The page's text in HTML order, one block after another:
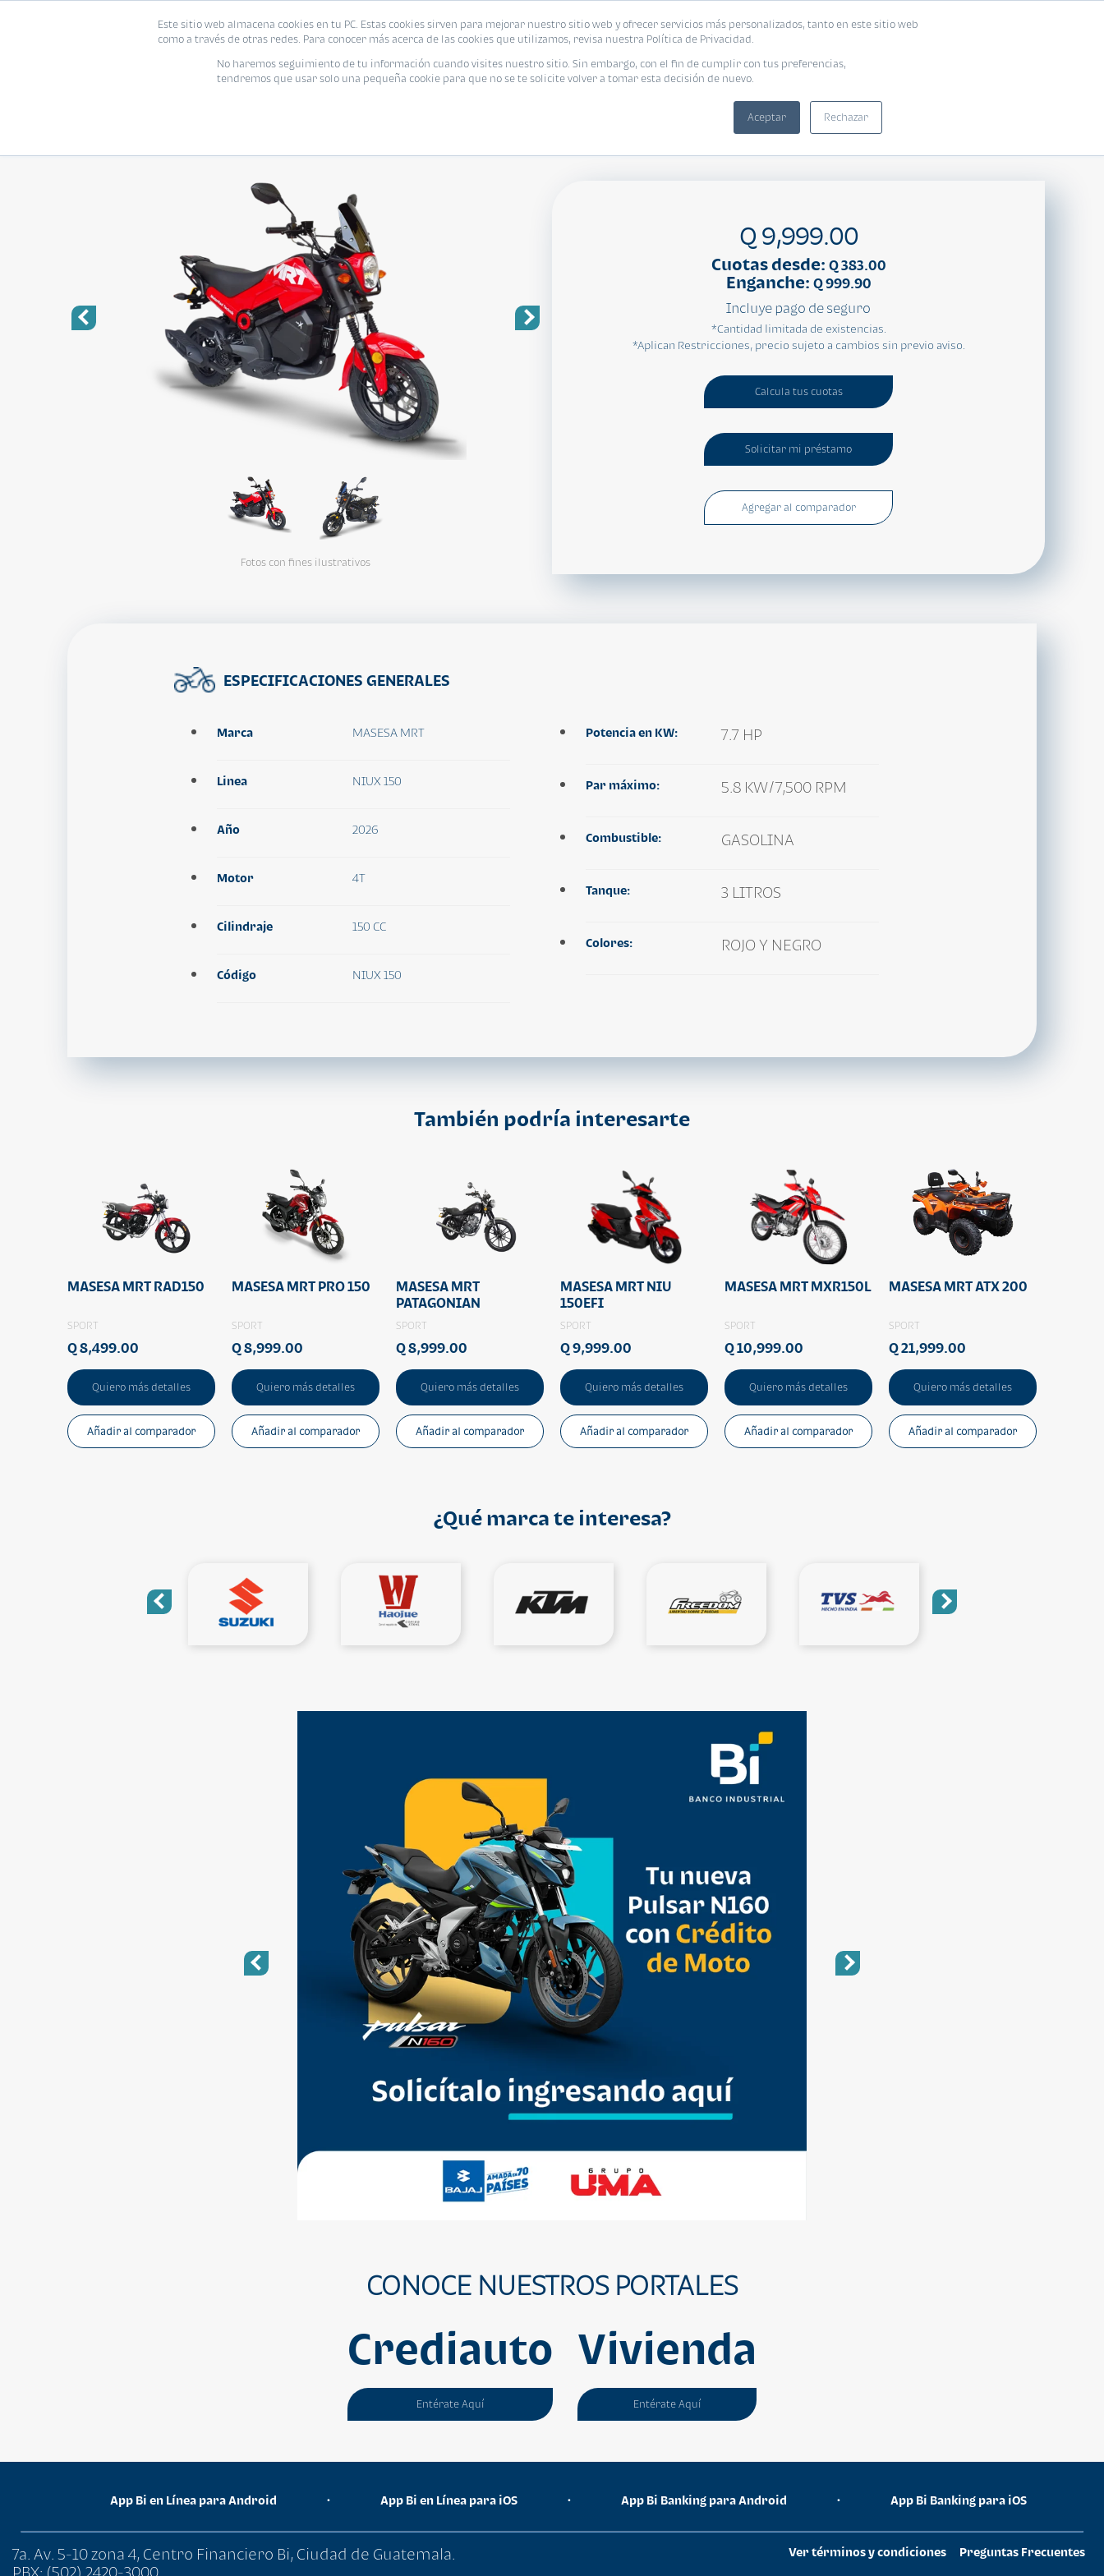
Este sitio web almacena cookies en tu PC. Estas cookies sirven para mejorar nuestro sitio web y ofrecer servicios más personalizados, tanto en este sitio web
como a través de otras redes. Para conocer más acerca de las cookies que utilizamos, revisa nuestra Política de Privacidad.
No haremos seguimiento de tu información cuando visites nuestro sitio. Sin embargo, con el fin de cumplir con tus preferencias,
tendremos que usar solo una pequeña cookie para que no se te solicite volver a tomar esta decisión de nuevo.
Aceptar Rechazar
Compartir:
Fotos con fines ilustrativos
Q 9,999.00
Cuotas desde: Q 383.00
Enganche: Q 999.90
Incluye pago de seguro
*Cantidad limitada de existencias.
*Aplican Restricciones, precio sujeto a cambios sin previo aviso.
Calcula tus cuotas
Solicitar mi préstamo
Agregar al comparador
ESPECIFICACIONES GENERALES
Marca MASESA MRT
Linea NIUX 150
Año 2026
Motor 4T
Cilindraje 150 CC
Código NIUX 150
Potencia en KW: 7.7 HP
Par máximo: 5.8 KW/7,500 RPM
Combustible: GASOLINA
Tanque: 3 LITROS
Colores: ROJO Y NEGRO
También podría interesarte
MASESA MRT RAD150
SPORT
Q 8,499.00
Quiero más detalles
Añadir al comparador
MASESA MRT PRO 150
SPORT
Q 8,999.00
Quiero más detalles
Añadir al comparador
MASESA MRT
PATAGONIAN
SPORT
Q 8,999.00
Quiero más detalles
Añadir al comparador
MASESA MRT NIU
150EFI
SPORT
Q 9,999.00
Quiero más detalles
Añadir al comparador
MASESA MRT MXR150L
SPORT
Q 10,999.00
Quiero más detalles
Añadir al comparador
MASESA MRT ATX 200
SPORT
Q 21,999.00
Quiero más detalles
Añadir al comparador
¿Qué marca te interesa?
CONOCE NUESTROS PORTALES
Crediauto
Entérate Aquí
Vivienda
Entérate Aquí
App Bi en Línea para Android • App Bi en Línea para iOS • App Bi Banking para Android • App Bi Banking para iOS
7a. Av. 5-10 zona 4, Centro Financiero Bi, Ciudad de Guatemala.
PBX: (502) 2420-3000
Ver términos y condiciones Preguntas Frecuentes